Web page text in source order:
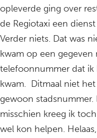
opleverde ging over
de Regiotaxi een
Verder niets. Dat was
kwam op een
telefoonnummer dat ik
kwam. Ditmaal niet
gewoon
misschien kreeg ik
wel kon helpen.